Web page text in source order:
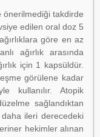
önerilmediği takdirde
edilen oral doz 5
göre en az
ağırlık arasında
için 1 kapsüldür.
görülene kadar
kullanılır. Atopik
sağlandıktan
ileri derecedeki
hekimler alınan